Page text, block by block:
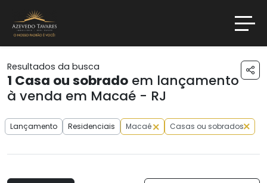
Resultados da busca
1 Casa ou sobrado em lançamento
à venda em Macaé - RJ
Lançamento Residenciais Macaé Casas ou sobrados